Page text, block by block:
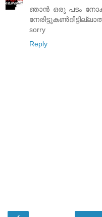
ഞാന്‍ ഒരു പടം
sorry
Reply